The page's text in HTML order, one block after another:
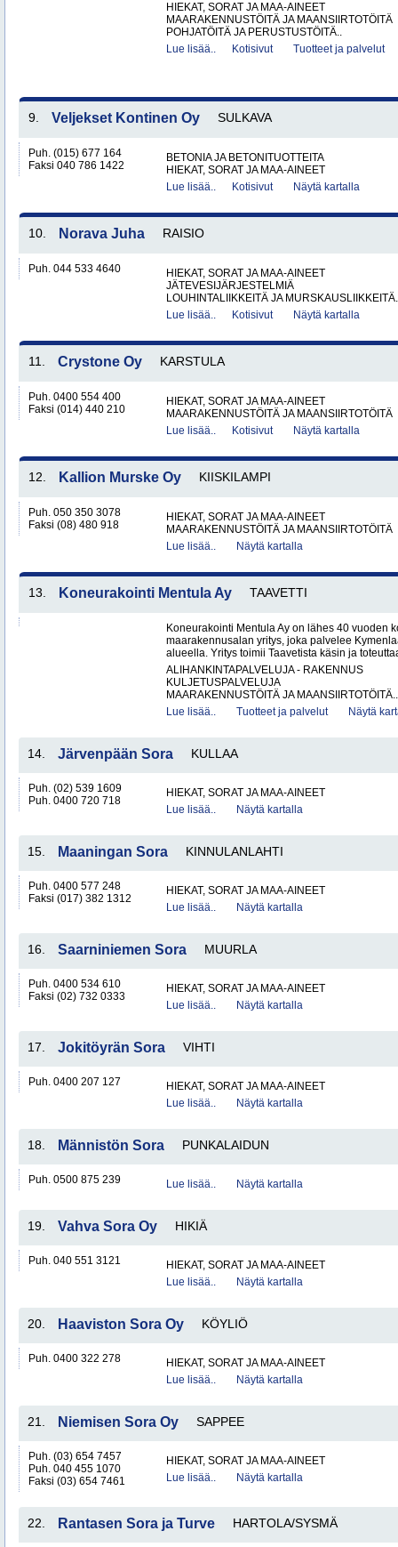
HIEKAT, SORAT JA MAA-AINEET
MAARAKENNUSTÖITÄ JA MAANSIIRTOTÖITÄ
POHJATÖITÄ JA PERUSTUSTÖITÄ..
Lue lisää..
Kotisivut Tuotteet ja palvelut
9. Veljekset Kontinen Oy SULKAVA
Puh. (015) 677 164
Faksi 040 786 1422
BETONIA JA BETONITUOTTEITA
HIEKAT, SORAT JA MAA-AINEET
Lue lisää..
Kotisivut Näytä kartalla
10. Norava Juha RAISIO
Puh. 044 533 4640
HIEKAT, SORAT JA MAA-AINEET
JÄTEVESIJÄRJESTELMIÄ
LOUHINTALIIKKEITÄ JA
Lue lisää..
Kotisivut Näytä kartalla
11. Crystone Oy KARSTULA
Puh. 0400 554 400
Faksi (014) 440 210
HIEKAT, SORAT JA MAA-AINEET
MAARAKENNUSTÖITÄ JA MAANSIIRTOTÖITÄ
Lue lisää..
Kotisivut Näytä kartalla
12. Kallion Murske Oy KIISKILAMPI
Puh. 050 350 3078
Faksi (08) 480 918
HIEKAT, SORAT JA MAA-AINEET
MAARAKENNUSTÖITÄ JA MAANSIIRTOTÖITÄ
Lue lisää..
Näytä kartalla
13. Koneurakointi Mentula Ay TAAVETTI
Koneurakointi Mentula Ay on lähes 40 vuoden
maarakennusalan yritys, joka palvelee
alueella. Yritys toimii Taavetista käsin ja
ALIHANKINTAPALVELUJA - RAKENNUS
KULJETUSPALVELUJA
MAARAKENNUSTÖITÄ JA MAANSIIRTOTÖITÄ..
Lue lisää..
Tuotteet ja palvelut Näytä
14. Järvenpään Sora KULLAA
Puh. (02) 539 1609
Puh. 0400 720 718
HIEKAT, SORAT JA MAA-AINEET
Lue lisää..
Näytä kartalla
15. Maaningan Sora KINNULANLAHTI
Puh. 0400 577 248
Faksi (017) 382 1312
HIEKAT, SORAT JA MAA-AINEET
Lue lisää..
Näytä kartalla
16. Saarniniemen Sora MUURLA
Puh. 0400 534 610
Faksi (02) 732 0333
HIEKAT, SORAT JA MAA-AINEET
Lue lisää..
Näytä kartalla
17. Jokitöyrän Sora VIHTI
Puh. 0400 207 127
HIEKAT, SORAT JA MAA-AINEET
Lue lisää..
Näytä kartalla
18. Männistön Sora PUNKALAIDUN
Puh. 0500 875 239 Lue lisää.. Näytä kartalla
19. Vahva Sora Oy HIKIÄ
Puh. 040 551 3121
HIEKAT, SORAT JA MAA-AINEET
Lue lisää..
Näytä kartalla
20. Haaviston Sora Oy KÖYLIÖ
Puh. 0400 322 278
HIEKAT, SORAT JA MAA-AINEET
Lue lisää..
Näytä kartalla
21. Niemisen Sora Oy SAPPEE
Puh. (03) 654 7457
Puh. 040 455 1070
Faksi (03) 654 7461
HIEKAT, SORAT JA MAA-AINEET
Lue lisää..
Näytä kartalla
22. Rantasen Sora ja Turve HARTOLA/SYSMÄ